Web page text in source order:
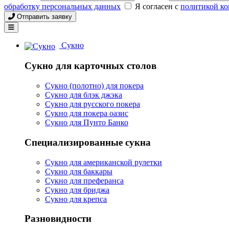
обработку персональных данных
Я согласен с политикой
Отправить заявку
Сукно
Сукно для карточных столов
Сукно (полотно) для покера
Сукно для блэк джэка
Сукно для русского покера
Сукно для покера оазис
Сукно для Пунто Банко
Специализированные сукна
Сукно для американской рулетки
Сукно для баккары
Сукно для преферанса
Сукно для бриджа
Сукно для крепса
Разновидности